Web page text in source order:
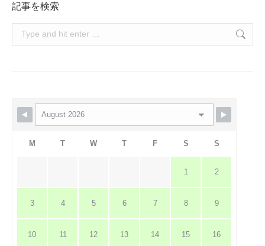
記事を検索
Search:
M T W T F S S
1 2
3 4 5 6 7 8 9
10 11 12 13 14 15 16